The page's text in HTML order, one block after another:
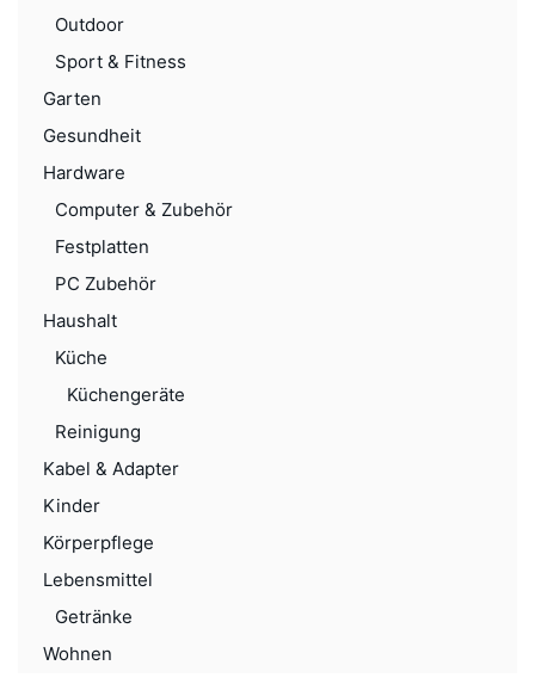
Outdoor
Sport & Fitness
Garten
Gesundheit
Hardware
Computer & Zubehör
Festplatten
PC Zubehör
Haushalt
Küche
Küchengeräte
Reinigung
Kabel & Adapter
Kinder
Körperpflege
Lebensmittel
Getränke
Wohnen